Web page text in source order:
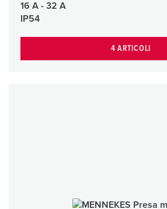
16 A - 32 A
IP54
4 ARTICOLI